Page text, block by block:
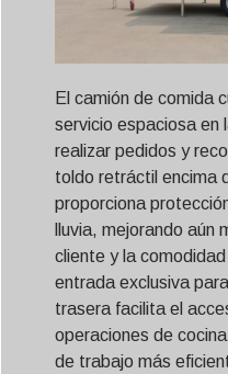
El camión de comida
servicio espaciosa en
realizar pedidos y
toldo retráctil encima
proporciona
lluvia, mejorando aún
cliente y la
entrada exclusiva
trasera facilita el
operaciones de
de trabajo más